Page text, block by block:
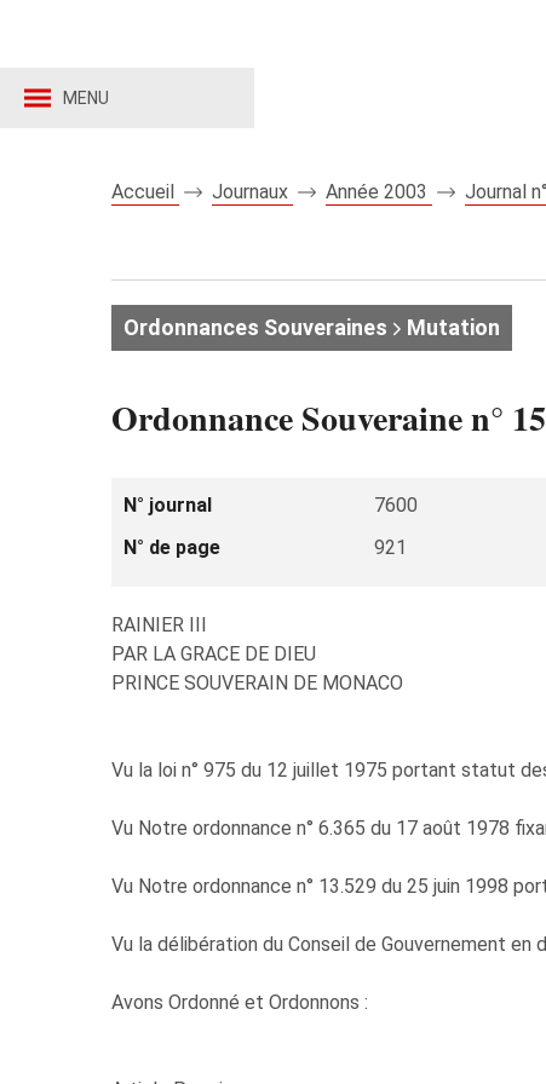
MENU
Accueil Journaux Année 2003 Journal
Ordonnances Souveraines Mutation
Ordonnance Souveraine n°
N° journal 7600
N° de page
921
RAINIER III
PAR LA GRACE DE DIEU
PRINCE SOUVERAIN DE MONACO
Vu la loi n° 975 du 12 juillet 1975 portant statut
Vu Notre ordonnance n° 6.365 du 17 août 1978
Vu Notre ordonnance n° 13.529 du 25 juin 1998
Vu la délibération du Conseil de Gouvernement
Avons Ordonné et Ordonnons :